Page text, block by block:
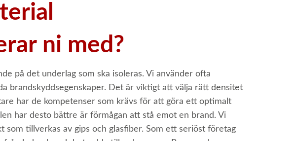
ni med?
på det underlag som ska isoleras. Vi använder ofta
brandskyddsegenskaper. Det är viktigt att välja rätt densitet
har de kompetenser som krävs för att göra ett optimalt
har desto bättre är förmågan att stå emot en brand. Vi
som tillverkas av gips och glasfiber. Som ett seriöst företag